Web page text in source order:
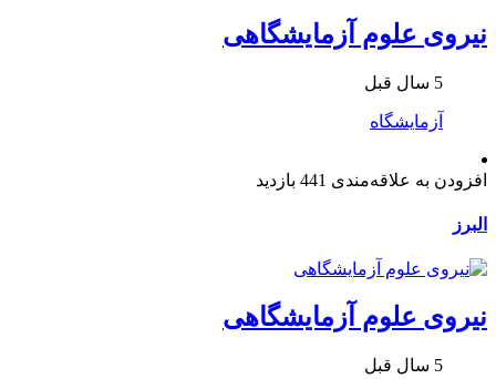
نیروی علوم آزمایشگاهی
5 سال قبل
آزمایشگاه
افزودن به علاقه‌مندی 441 بازدید
البرز
نیروی علوم آزمایشگاهی
5 سال قبل